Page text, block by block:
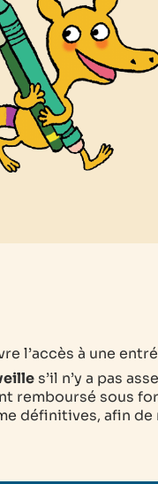
l’accès à une
s’il n’y a pas
remboursé sous
définitives, afin de